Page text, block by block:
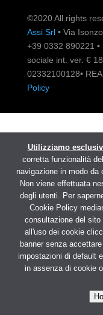
©2020 All rights
Assi Srl• Via
+39 0332 890221
sociale int. ver. €
02332100128•
Policy
Utilizziamo
corretta funzionalità
navigazione in modo
Non viene effettuata
degli utenti. Per
Cookie Policy
consultazione del
all'uso dei cookie
banner senza
impostazioni di default
in assenza di cookie